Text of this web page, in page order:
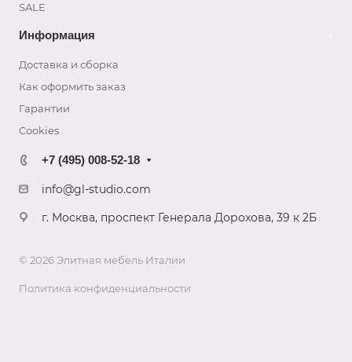
SALE
Информация
Доставка и сборка
Как оформить заказ
Гapaнтии
Cookies
+7 (495) 008-52-18
info@gl-studio.com
г. Москва, проспект Генерала Дорохова, 39 к 2Б
© 2026 Элитнaя мeбeль Итaлии
Политика конфиденциальности